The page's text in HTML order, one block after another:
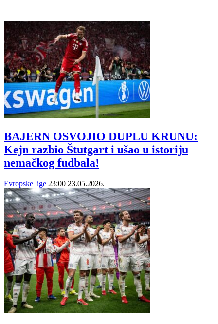
BAJERN OSVOJIO DUPLU KRUNU:
Kejn razbio Štutgart i ušao u istoriju
nemačkog fudbala!
Evropske lige 23:00 23.05.2026.